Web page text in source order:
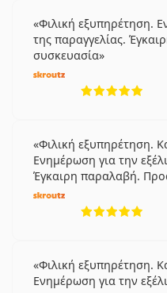
Φιλική εξυπηρέτηση.
της παραγγελίας.
συσκευασία
Φιλική εξυπηρέτηση.
Ενημέρωση για την
Έγκαιρη παραλαβή.
Φιλική εξυπηρέτηση.
Ενημέρωση για την